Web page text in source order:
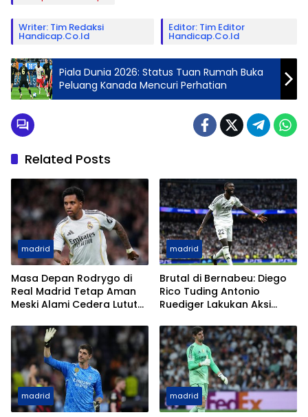
Writer: Tim Redaksi
Handicap.co.id
Editor: Tim Editor
Handicap.co.id
Piala Dunia 2026: Status Tuan Rumah Buka
Peluang Kanada Mencuri Perhatian
Related Posts
madrid
Masa Depan Rodrygo di
Real Madrid Tetap Aman
Meski Alami Cedera Lutut
madrid
Brutal di Bernabeu: Diego
Rico Tuding Antonio
Ruediger Lakukan Aksi
madrid madrid